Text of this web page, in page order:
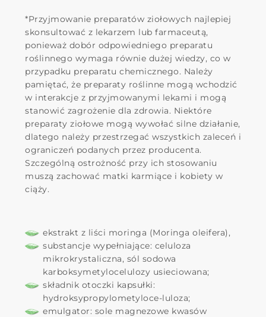
*Przyjmowanie preparatów ziołowych najlepiej
skonsultować z lekarzem lub farmaceutą,
ponieważ dobór odpowiedniego preparatu
roślinnego wymaga równie dużej wiedzy, co w
przypadku preparatu chemicznego. Należy
pamiętać, że preparaty roślinne mogą wchodzić
w interakcje z przyjmowanymi lekami i mogą
stanowić zagrożenie dla zdrowia. Niektóre
preparaty ziołowe mogą wywołać silne działanie,
dlatego należy przestrzegać wszystkich zaleceń i
ograniczeń podanych przez producenta.
Szczególną ostrożność przy ich stosowaniu
muszą zachować matki karmiące i kobiety w
ciąży.
ekstrakt z liści moringa (Moringa oleifera),
substancje wypełniające: celuloza
mikrokrystaliczna, sól sodowa
karboksymetylocelulozy usieciowana;
składnik otoczki kapsułki:
hydroksypropylometyloce-luloza;
emulgator: sole magnezowe kwasów